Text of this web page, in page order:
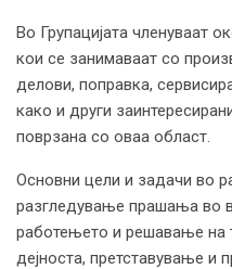
Во Групацијата членуваат
кои се занимаваат со
делови, поправка,
како и други
поврзана со оваа област.
Основни цели и задачи во
разгледување прашања во
работењето и решавање на
дејноста, претставување и